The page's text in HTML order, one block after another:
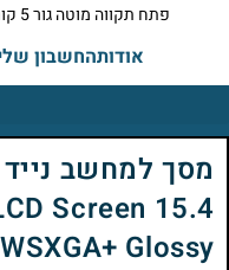
פתח תקווה מוטה גור 5 קומה ראשונה ימינה מהמעלית עד הסוף
אודותהחשבון
Screen 15.4
WSXGA+ Glossy